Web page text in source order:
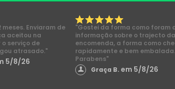
Enviaram de
aceitou na
serviço de
atrasado."
5/8/26
"Gostei da forma como foram
informação sobre o trajecto da
encomenda, a forma como
rapidamente e bem embalada.
Parabens"
Graça B.em 5/8/26